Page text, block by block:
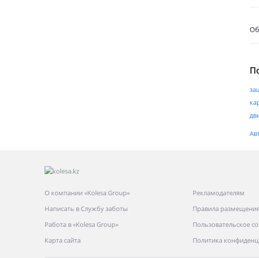
О компании «Kolesa Group»
Написать в Службу заботы
Работа в «Kolesa Group»
Карта сайта
Рекламодателям
Правила
Пользовательское
Политика